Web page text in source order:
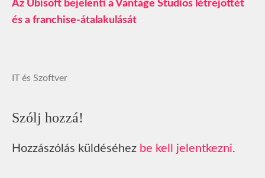
Az Ubisoft bejelenti a Vantage Studios létrejöttét
és a franchise-átalakulását
IT és Szoftver
Szólj hozzá!
Hozzászólás küldéséhez be kell jelentkezni.